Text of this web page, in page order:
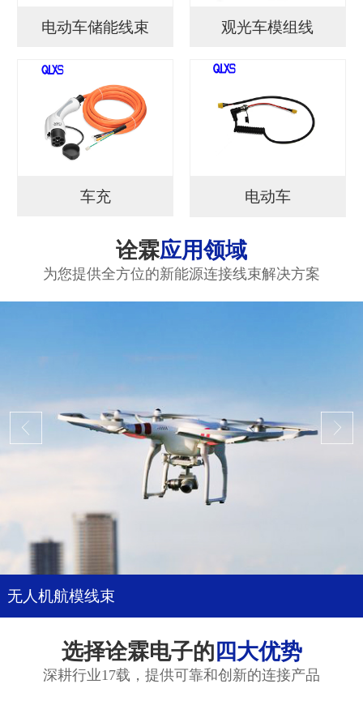
电动车储能线束 观光车模组线
车充 电动车
诠霖应用领域
为您提供全方位的新能源连接线束解决方案
无人机航模线束
选择诠霖电子的 四大优势
深耕行业17载，提供可靠和创新的连接产品